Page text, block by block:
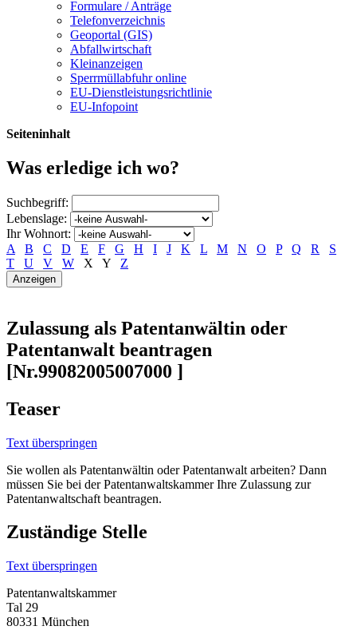
Formulare / Anträge
Telefonverzeichnis
Geoportal (GIS)
Abfallwirtschaft
Kleinanzeigen
Sperrmüllabfuhr online
EU-Dienstleistungsrichtlinie
EU-Infopoint
Seiteninhalt
Was erledige ich wo?
Suchbegriff:
Lebenslage:
Ihr Wohnort:
A
B C D E F G H I J K L M N O P Q R
S
T
U V W X Y Z
Zulassung als Patentanwältin oder
Patentanwalt beantragen
[Nr.99082005007000 ]
Teaser
Text überspringen
Sie wollen als Patentanwältin oder Patentanwalt arbeiten? Dann
müssen Sie bei der Patentanwaltskammer Ihre Zulassung zur
Patentanwaltschaft beantragen.
Zuständige Stelle
Text überspringen
Patentanwaltskammer
Tal 29
80331 München